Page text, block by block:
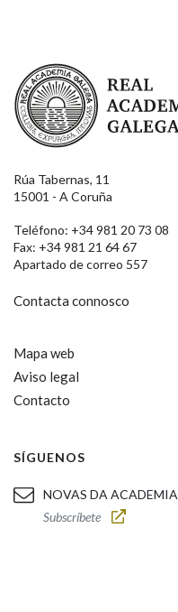
Real Academia Galega
Rúa Tabernas, 11
15001 - A Coruña
Teléfono: +34 981 20 73 08
Fax: +34 981 21 64 67
Apartado de correo 557
Contacta connosco
Mapa web
Aviso legal
Contacto
SÍGUENOS
NOVAS DA ACADEMIA
Subscríbete